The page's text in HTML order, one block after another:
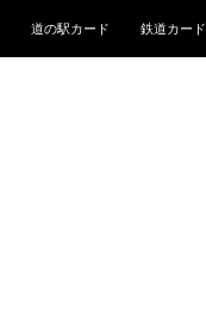
道の駅カード 鉄道カード